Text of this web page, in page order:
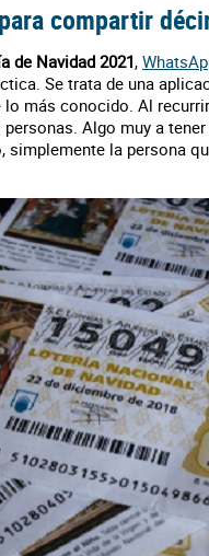
compartir
de Navidad 2021,
Se trata de una
más conocido. Al
Algo muy a
simplemente la persona